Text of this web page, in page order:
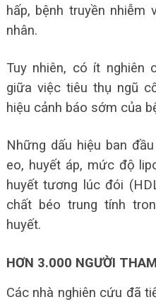
hấp, bệnh truyền nhiễm
nhân.
Tuy nhiên, có ít nghiên
giữa việc tiêu thụ ngũ
hiệu cảnh báo sớm của
Những dấu hiệu ban
eo, huyết áp, mức độ
huyết tương lúc đói
chất béo trung tính
huyết.
HƠN 3.000 NGƯỜI
Các nhà nghiên cứu đã